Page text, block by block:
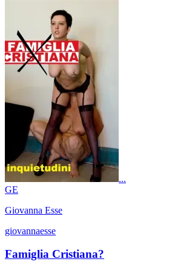
...
GE
Giovanna Esse
giovannaesse
Famiglia Cristiana?